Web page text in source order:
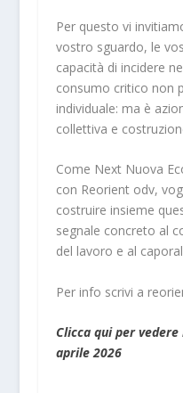
Per questo vi
vostro sguardo, le
capacità di incidere
consumo critico non
individuale: ma è
collettiva e
Come Next Nuova
con Reorient odv,
costruire insieme
segnale concreto al
del lavoro e al
Per info scrivi a
Clicca qui per vedere
aprile 2026